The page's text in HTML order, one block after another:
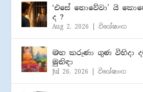
‘එසේ නොවේවා’ යි
ද ?
Aug 2, 2026 |විශේෂාංග
මහ කරුණා ගුණ විහිදා
මුනිඳා
Jul 26, 2026 |විශේෂාංග